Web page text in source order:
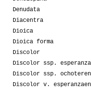
Denudata
Diacentra
Dioica
Dioica forma
Discolor
Discolor ssp.
Discolor ssp.
Discolor v.